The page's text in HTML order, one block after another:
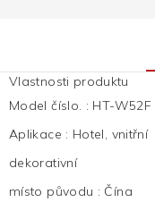
Vlastnosti produktu
Model číslo. : HT-W52F
Aplikace : Hotel, vnitřní
dekorativní
místo původu : Čína